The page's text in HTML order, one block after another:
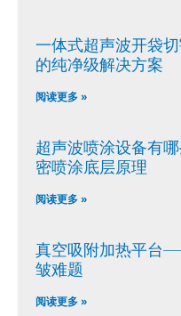
一体式超声波开袋
的纯净级解决方案
阅读更多 »
超声波喷涂设备有
密喷涂底层原理
阅读更多 »
真空吸附加热平台
皱难题
阅读更多 »